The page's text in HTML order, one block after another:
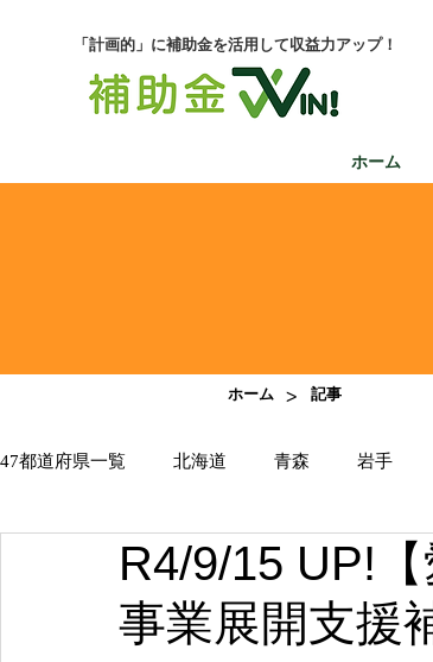
「計画的」に補助金を活用して収益力アップ！
ホーム
ホーム > 記事
47都道府県一覧 北海道 青森 岩手
千葉 東京 神奈川 新潟
三重 滋賀 京都 大阪
R4/9/15 UP!
事業展開支援